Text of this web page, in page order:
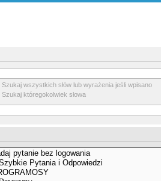
Szukaj wszystkich słów lub wyrażenia jeśli wpisano
Szukaj któregokolwiek słowa